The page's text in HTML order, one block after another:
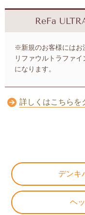
ReFa
※新規のお客様にはお
リファウルトラファ
になります。
詳しくはこちらを
デンキ
ヘ